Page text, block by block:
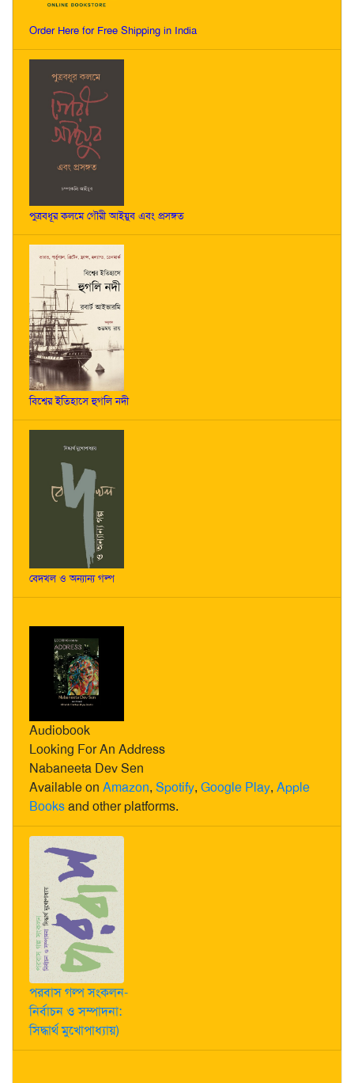
Order Here for Free Shipping in India
পুত্রবধূর কলমে গৌরী আইয়ুব এবং প্রসঙ্গত
বিশ্বের ইতিহাসে হুগলি নদী
বেদখল ও অন্যান্য গল্প
Audiobook
Looking For An Address
Nabaneeta Dev Sen
Available on Amazon, Spotify, Google Play, Apple
Booksand other platforms.
পরবাস গল্প সংকলন-
নির্বাচন ও সম্পাদনা:
সিদ্ধার্থ মুখোপাধ্যায়)